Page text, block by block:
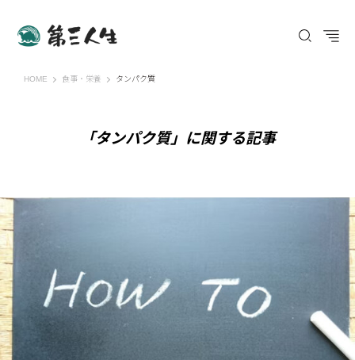
HOME 第三人生 〜寄り道の歩き方〜
食事・栄養 タンパク質
「タンパク質」に関する記事